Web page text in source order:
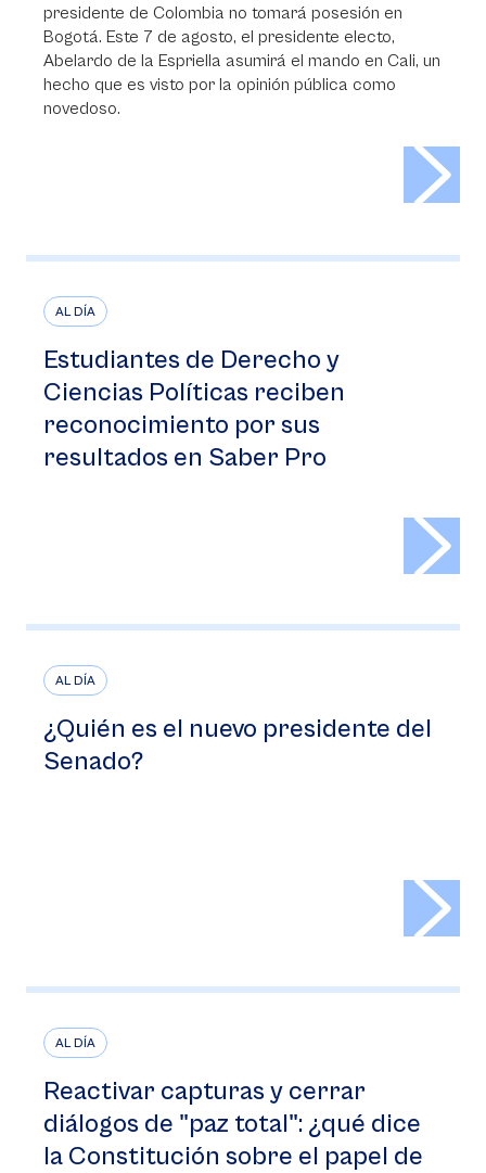
presidente de Colombia no tomará posesión en
Bogotá. Este 7 de agosto, el presidente electo,
Abelardo de la Espriella asumirá el mando en Cali, un
hecho que es visto por la opinión pública como
novedoso.
AL DÍA
Estudiantes de Derecho y
Ciencias Políticas reciben
reconocimiento por sus
resultados en Saber Pro
AL DÍA
¿Quién es el nuevo presidente del
Senado?
AL DÍA
Reactivar capturas y cerrar
diálogos de "paz total": ¿qué dice
la Constitución sobre el papel de